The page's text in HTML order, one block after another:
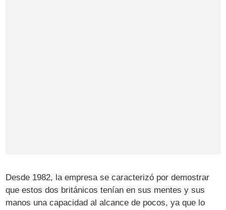
Desde 1982, la empresa se caracterizó por demostrar
que estos dos británicos tenían en sus mentes y sus
manos una capacidad al alcance de pocos, ya que lo